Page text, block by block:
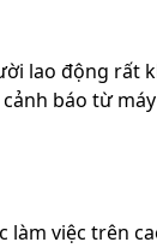
lao động rất
báo từ
làm việc trên